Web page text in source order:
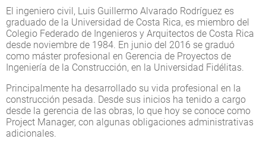
El ingeniero civil, Luis Guillermo Alvarado Rodríguez es
graduado de la Universidad de Costa Rica, es miembro del
Colegio Federado de Ingenieros y Arquitectos de Costa Rica
desde noviembre de 1984. En junio del 2016 se graduó
como máster profesional en Gerencia de Proyectos de
Ingeniería de la Construcción, en la Universidad Fidélitas.
Principalmente ha desarrollado su vida profesional en la
construcción pesada. Desde sus inicios ha tenido a cargo
desde la gerencia de las obras, lo que hoy se conoce como
Project Manager, con algunas obligaciones administrativas
adicionales.